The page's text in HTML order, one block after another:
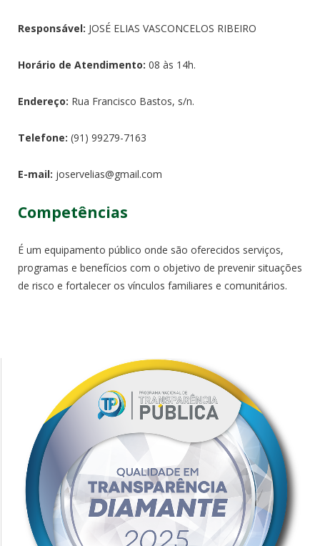
Responsável: JOSÉ ELIAS VASCONCELOS RIBEIRO
Horário de Atendimento: 08 às 14h.
Endereço: Rua Francisco Bastos, s/n.
Telefone: (91) 99279-7163
E-mail: joservelias@gmail.com
Competências
É um equipamento público onde são oferecidos serviços,
programas e benefícios com o objetivo de prevenir situações
de risco e fortalecer os vínculos familiares e comunitários.